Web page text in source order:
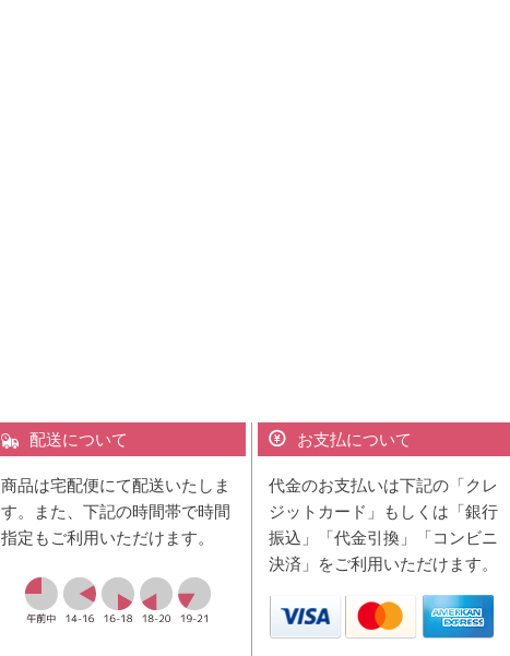
配送について
商品は宅配便にて配送いたしま
す。また、下記の時間帯で時間
指定もご利用いただけます。
お支払について
代金のお支払いは下記の「クレ
ジットカード」もしくは「銀行
振込」「代金引換」「コンビニ
決済」をご利用いただけます。